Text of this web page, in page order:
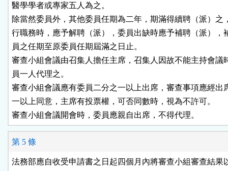
醫學學者或專家五人為之。
除當然委員外，其他委員任期為二年，期滿得續聘（派）之
行職務時，應予解聘（派），委員出缺時應予補聘（派），
員之任期至原委員任期屆滿之日止。
審查小組會議由召集人擔任主席，召集人因故不能主持會議
員一人代理之。
審查小組會議應有委員二分之一以上出席，審查事項應經出
一以上同意，主席有投票權，可否同數時，視為不許可。
審查小組會議開會時，委員應親自出席，不得代理。
第 5 條
法務部應自收受申請書之日起四個月內將審查小組審查結果